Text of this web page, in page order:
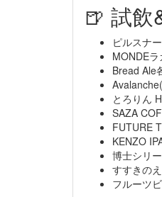
🍺 試
ピルスナ
MONDE
Bread Ale
とろりん
SAZA
FUTURE
KENZO
博士シリ
すすきの
フルーツ